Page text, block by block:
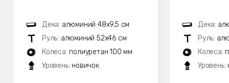
Дека: алюминий 48х9,5 см
Руль: алюминий 52х46 см
Колеса: полиуретан 100 мм
Уровень: новичок
Дека:
Руль:
Колеса:
Уровень: